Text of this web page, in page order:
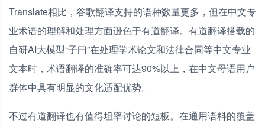
Translate相比，谷歌翻译支持的语种数量更多，但在中文专
业术语的理解和处理方面逊色于有道翻译。有道翻译搭载的
自研AI大模型“子曰”在处理学术论文和法律合同等中文专业
文本时，术语翻译的准确率可达90%以上，在中文母语用户
群体中具有明显的文化适配优势。
不过有道翻译也有值得坦率讨论的短板。在通用语料的覆盖